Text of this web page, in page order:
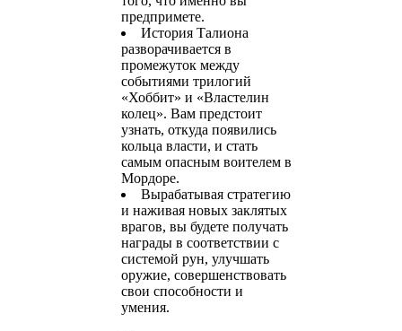
предпримете.
История Талиона
разворачивается в
промежуток между
событиями трилогий
«Хоббит» и «Властелин
колец». Вам предстоит
узнать, откуда появились
кольца власти, и стать
самым опасным воителем в
Мордоре.
Вырабатывая стратегию
и наживая новых заклятых
врагов, вы будете получать
награды в соответствии с
системой рун, улучшать
оружие, совершенствовать
свои способности и
умения.